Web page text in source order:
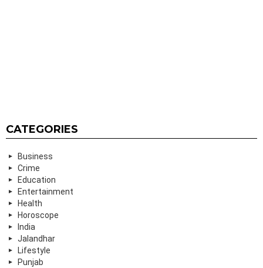
CATEGORIES
Business
Crime
Education
Entertainment
Health
Horoscope
India
Jalandhar
Lifestyle
Punjab